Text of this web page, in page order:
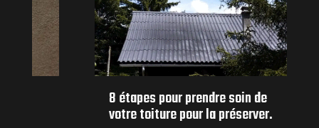
8 étapes pour prendre soin de
votre toiture pour la préserver.